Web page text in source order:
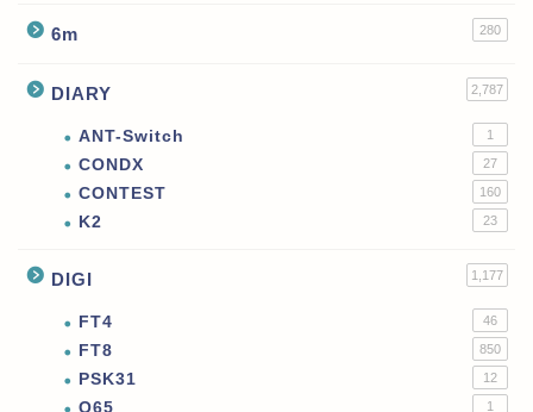
6m 280
DIARY 2,787
ANT-Switch 1
CONDX 27
CONTEST 160
K2 23
DIGI 1,177
FT4 46
FT8 850
PSK31 12
Q65 1